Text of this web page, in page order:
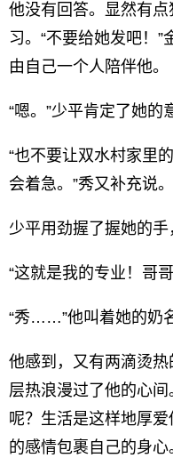
他没有回答。显然有
习。“不要给她发吧！
由自己一个人陪伴他。
“嗯。”少平肯定了她的
“也不要让双水村家里
会着急。”秀又补充说。
少平用劲握了握她的
“这就是我的专业！哥
“秀……”他叫着她的奶
他感到，又有两滴烫
层热浪漫过了他的心
呢？生活是这样地厚
的感情包裹自己的身心